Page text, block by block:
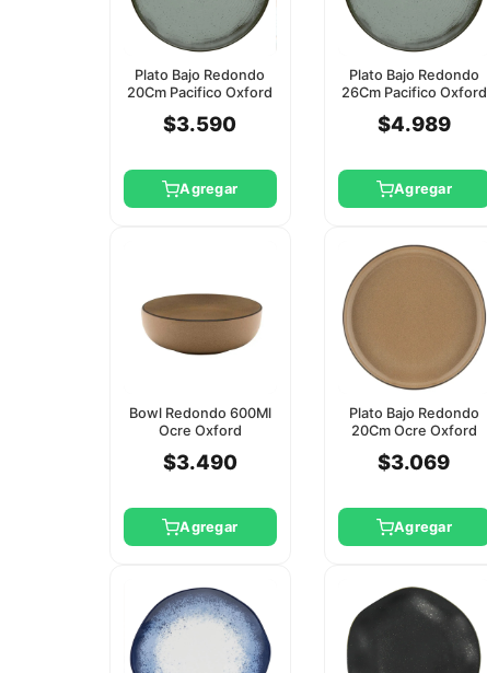
Plato Bajo Redondo
20Cm Pacifico Oxford
$3.590
Agregar
Plato Bajo Redondo
26Cm Pacifico Oxford
$4.989
Agregar
Bowl Redondo 600Ml
Ocre Oxford
$3.490
Agregar
Plato Bajo Redondo
20Cm Ocre Oxford
$3.069
Agregar